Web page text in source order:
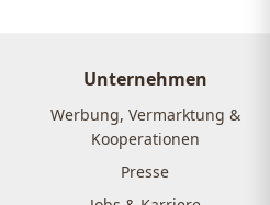
Unternehmen
Werbung, Vermarktung &
Kooperationen
Presse